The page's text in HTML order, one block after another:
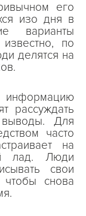
его
изо дня в
варианты
по
делятся на
информацию
рассуждать
выводы. Для
часто
на
лад. Люди
свои
снова